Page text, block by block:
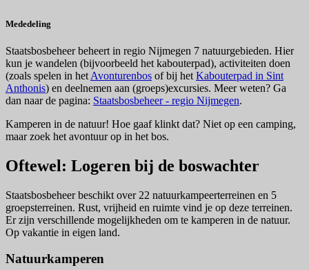
Mededeling
Staatsbosbeheer beheert in regio Nijmegen 7 natuurgebieden. Hier
kun je wandelen (bijvoorbeeld het kabouterpad), activiteiten doen
(zoals spelen in het Avonturenbos of bij het Kabouterpad in Sint
Anthonis) en deelnemen aan (groeps)excursies. Meer weten? Ga
dan naar de pagina: Staatsbosbeheer - regio Nijmegen.
Kamperen in de natuur! Hoe gaaf klinkt dat? Niet op een camping,
maar zoek het avontuur op in het bos.
Oftewel: Logeren bij de boswachter
Staatsbosbeheer beschikt over 22 natuurkampeerterreinen en 5
groepsterreinen. Rust, vrijheid en ruimte vind je op deze terreinen.
Er zijn verschillende mogelijkheden om te kamperen in de natuur.
Op vakantie in eigen land.
Natuurkamperen